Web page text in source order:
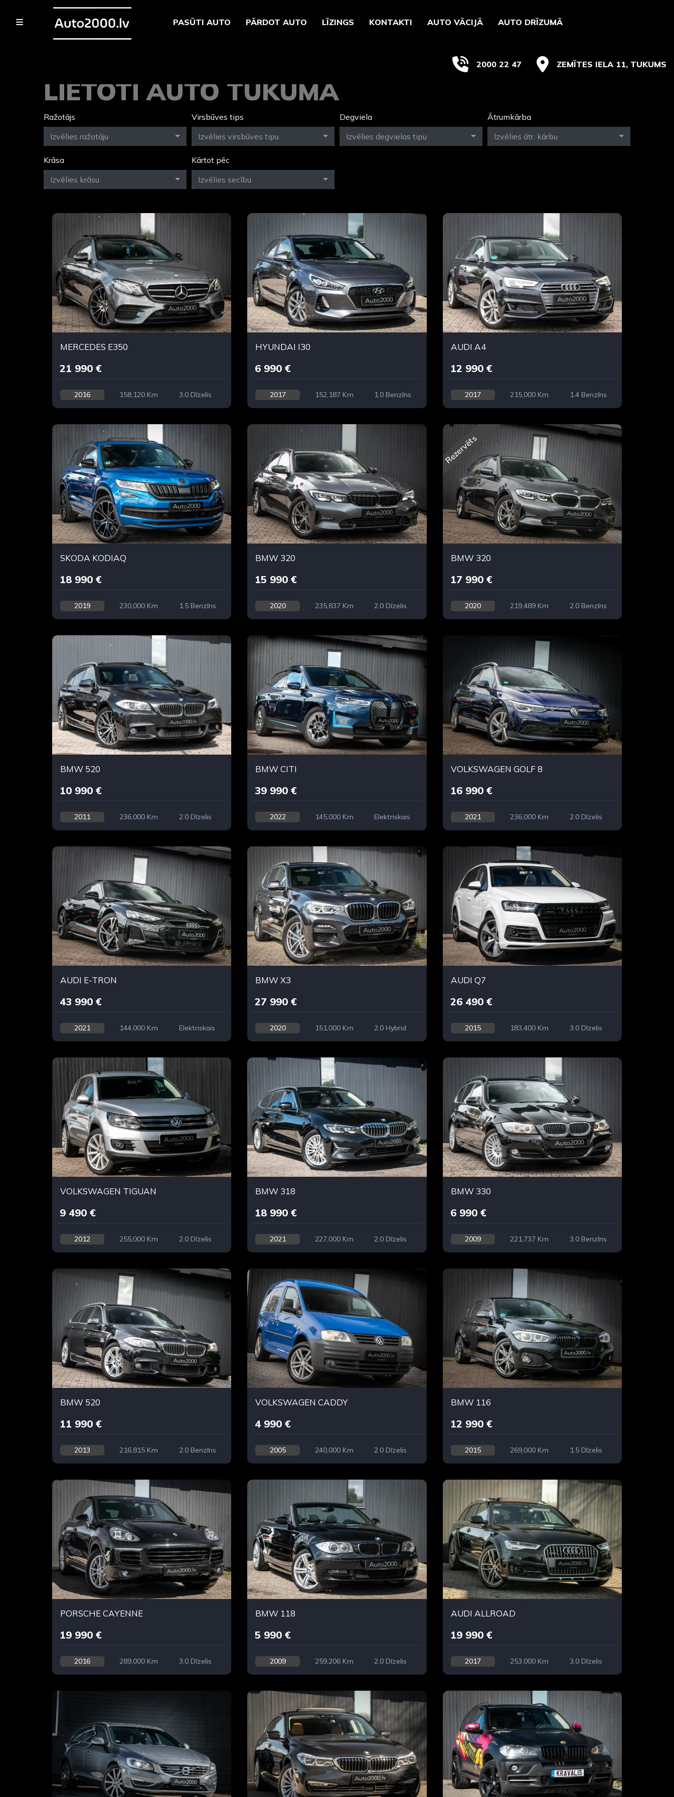
PASŪTI AUTO PĀRDOT AUTO LĪZINGS KONTAKTI AUTO VĀCIJĀ AUTO DRĪZUMĀ
2000 22 47 ZEMĪTES IELA 11, TUKUMS
LIETOTI AUTO TUKUMĀ
Ražotājs
Izvēlies ražotāju
Virsbūves tips
Izvēlies virsbūves tipu
Degviela
Izvēlies degvielas tipu
Ātrumkārba
Izvēlies ātr. kārbu
Krāsa
Izvēlies krāsu
Kārtot pēc
Izvēlies secību
MERCEDES E350
21 990 €
2016 158,120 Km 3.0 Dīzelis
HYUNDAI I30
6 990 €
2017 152,187 Km 1.0 Benzīns
AUDI A4
12 990 €
2017 215,000 Km 1.4 Benzīns
SKODA KODIAQ
18 990 €
2019 230,000 Km 1.5 Benzīns
BMW 320
15 990 €
2020 235,837 Km 2.0 Dīzelis
Rezervēts
BMW 320
17 990 €
2020 219,489 Km 2.0 Benzīns
BMW 520
10 990 €
2011 236,000 Km 2.0 Dīzelis
BMW CITI
39 990 €
2022 145,000 Km Elektriskais
VOLKSWAGEN GOLF 8
16 990 €
2021 236,000 Km 2.0 Dīzelis
AUDI E-TRON
43 990 €
2021 144,000 Km Elektriskais
BMW X3
27 990 €
2020 151,000 Km 2.0 Hybrid
AUDI Q7
26 490 €
2015 183,400 Km 3.0 Dīzelis
VOLKSWAGEN TIGUAN
9 490 €
2012 255,000 Km 2.0 Dīzelis
BMW 318
18 990 €
2021 227,000 Km 2.0 Dīzelis
BMW 330
6 990 €
2009 221,737 Km 3.0 Benzīns
BMW 520
11 990 €
2013 216,815 Km 2.0 Benzīns
VOLKSWAGEN CADDY
4 990 €
2005 240,000 Km 2.0 Dīzelis
BMW 116
12 990 €
2015 269,000 Km 1.5 Dīzelis
PORSCHE CAYENNE
19 990 €
2016 289,000 Km 3.0 Dīzelis
BMW 118
5 990 €
2009 259,206 Km 2.0 Dīzelis
AUDI ALLROAD
19 990 €
2017 253,000 Km 3.0 Dīzelis